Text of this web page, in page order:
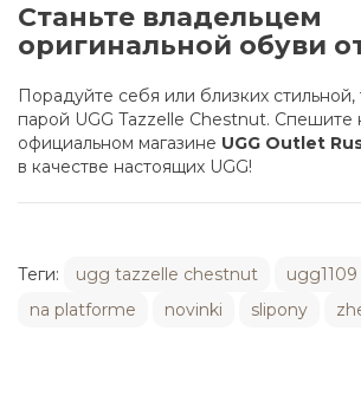
Станьте владельцем
оригинальной обуви
Порадуйте себя или близких
парой UGG Tazzelle Chestnut. Спешите
официальном магазине UGG Outlet
в качестве настоящих UGG!
Теги: ugg tazzelle chestnut ugg1109
na platforme
novinki slipony